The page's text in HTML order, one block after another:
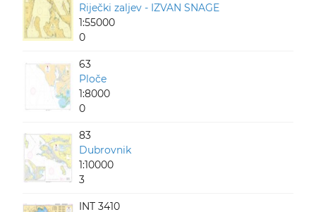
Riječki zaljev - IZVAN SNAGE
1:55000
0
63
Ploče
1:8000
0
83
Dubrovnik
1:10000
3
INT 3410